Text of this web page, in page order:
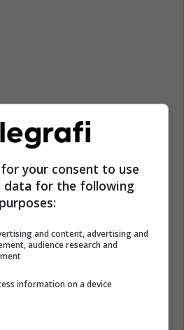
your consent to use
data for the following
purposes:
and content, advertising and
audience research and
information on a device